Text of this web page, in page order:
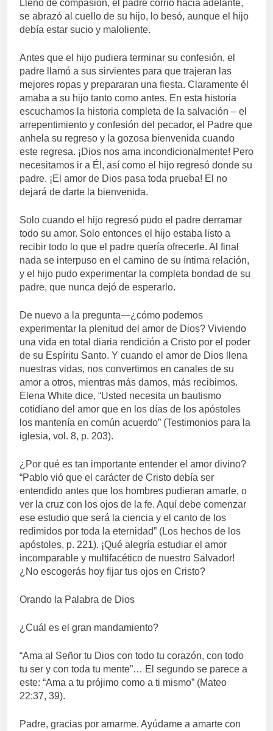
Lleno de compasión, el padre corrió hacia adelante,
se abrazó al cuello de su hijo, lo besó, aunque el hijo
debía estar sucio y maloliente.
Antes que el hijo pudiera terminar su confesión, el
padre llamó a sus sirvientes para que trajeran las
mejores ropas y prepararan una fiesta. Claramente él
amaba a su hijo tanto como antes. En esta historia
escuchamos la historia completa de la salvación – el
arrepentimiento y confesión del pecador, el Padre que
anhela su regreso y la gozosa bienvenida cuando
este regresa. ¡Dios nos ama incondicionalmente! Pero
necesitamos ir a Él, así como el hijo regresó donde su
padre. ¡El amor de Dios pasa toda prueba! El no
dejará de darte la bienvenida.
Solo cuando el hijo regresó pudo el padre derramar
todo su amor. Solo entonces el hijo estaba listo a
recibir todo lo que el padre quería ofrecerle. Al final
nada se interpuso en el camino de su íntima relación,
y el hijo pudo experimentar la completa bondad de su
padre, que nunca dejó de esperarlo.
De nuevo a la pregunta—¿cómo podemos
experimentar la plenitud del amor de Dios? Viviendo
una vida en total diaria rendición a Cristo por el poder
de su Espíritu Santo. Y cuando el amor de Dios llena
nuestras vidas, nos convertimos en canales de su
amor a otros, mientras más damos, más recibimos.
Elena White dice, “Usted necesita un bautismo
cotidiano del amor que en los días de los apóstoles
los mantenía en común acuerdo” (Testimonios para la
iglesia, vol. 8, p. 203).
¿Por qué es tan importante entender el amor divino?
“Pablo vió que el carácter de Cristo debía ser
entendido antes que los hombres pudieran amarle, o
ver la cruz con los ojos de la fe. Aquí debe comenzar
ese estudio que será la ciencia y el canto de los
redimidos por toda la eternidad” (Los hechos de los
apóstoles, p. 221). ¡Qué alegría estudiar el amor
incomparable y multifacético de nuestro Salvador!
¿No escogerás hoy fijar tus ojos en Cristo?
Orando la Palabra de Dios
¿Cuál es el gran mandamiento?
“Ama al Señor tu Dios con todo tu corazón, con todo
tu ser y con toda tu mente”… El segundo se parece a
este: “Ama a tu prójimo como a ti mismo” (Mateo
22:37, 39).
Padre, gracias por amarme. Ayúdame a amarte con